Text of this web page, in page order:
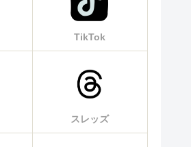
TikTok
スレッズ